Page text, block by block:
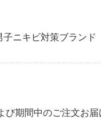
子ニキビ対策ブラン
び期間中のご注文お